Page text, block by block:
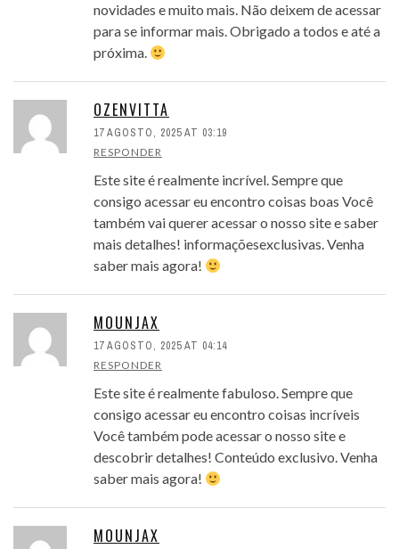
novidades e muito mais. Não deixem de acessar
para se informar mais. Obrigado a todos e até a
próxima.
OZENVITTA
17 AGOSTO, 2025 AT 03:19
RESPONDER
Este site é realmente incrível. Sempre que
consigo acessar eu encontro coisas boas Você
também vai querer acessar o nosso site e saber
mais detalhes! informaçõesexclusivas. Venha
saber mais agora!
MOUNJAX
17 AGOSTO, 2025 AT 04:14
RESPONDER
Este site é realmente fabuloso. Sempre que
consigo acessar eu encontro coisas incríveis
Você também pode acessar o nosso site e
descobrir detalhes! Conteúdo exclusivo. Venha
saber mais agora!
MOUNJAX